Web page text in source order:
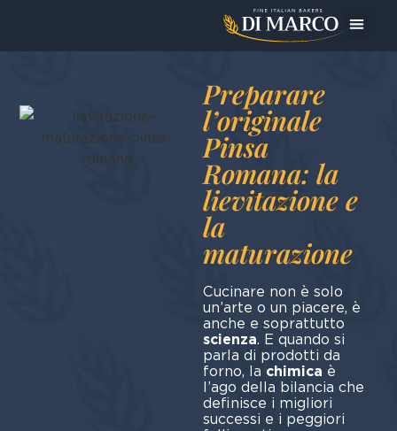
Preparare
l’originale
Pinsa
Romana: la
lievitazione e
la
maturazione
Cucinare non è solo
un’arte o un piacere, è
anche e soprattutto
scienza. E quando si
parla di prodotti da
forno, la chimica è
l’ago della bilancia che
definisce i migliori
successi e i peggiori